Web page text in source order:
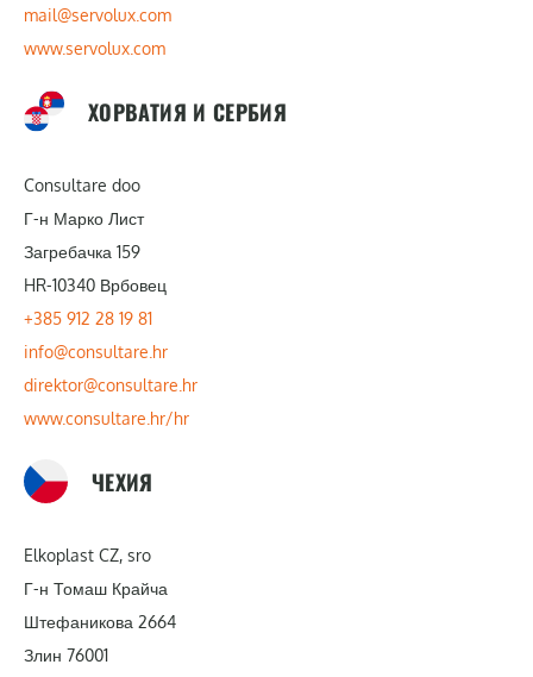
mail@servolux.com
www.servolux.com
ХОРВАТИЯ И СЕРБИЯ
Consultare doo
Г-н Марко Лист
Загребачка 159
HR-10340 Врбовец
+385 912 28 19 81
info@consultare.hr
direktor@consultare.hr
www.consultare.hr/hr
ЧЕХИЯ
Elkoplast CZ, sro
Г-н Томаш Крайча
Штефаникова 2664
Злин 76001